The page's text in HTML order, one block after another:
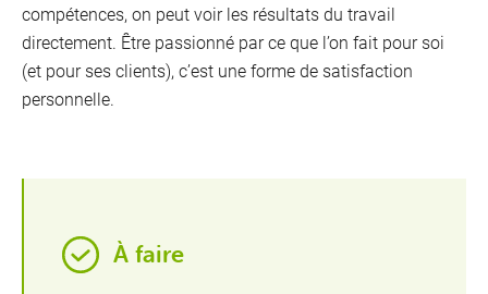
compétences, on peut voir les résultats du travail
directement. Être passionné par ce que l’on fait pour soi
(et pour ses clients), c’est une forme de satisfaction
personnelle.
À faire